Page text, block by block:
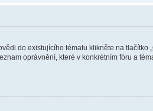
do existujícího tématu klikněte na
oprávnění, které v konkrétním fóru a